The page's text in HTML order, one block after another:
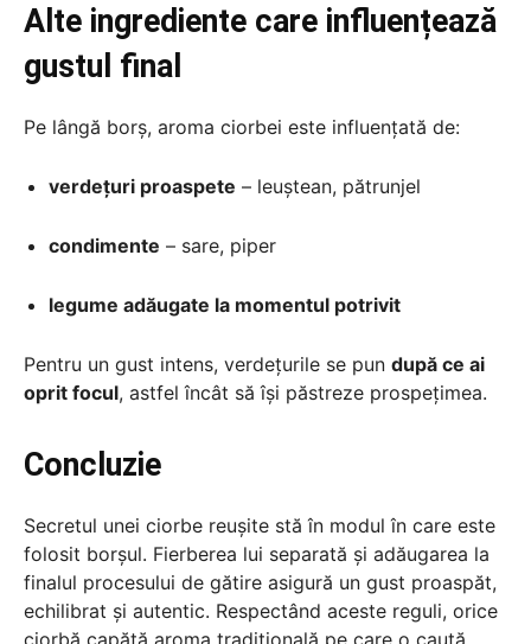
Alte ingrediente care influențează
gustul final
Pe lângă borș, aroma ciorbei este influențată de:
verdețuri proaspete – leuștean, pătrunjel
condimente – sare, piper
legume adăugate la momentul potrivit
Pentru un gust intens, verdețurile se pun după ce ai
oprit focul, astfel încât să își păstreze prospețimea.
Concluzie
Secretul unei ciorbe reușite stă în modul în care este
folosit borșul. Fierberea lui separată și adăugarea la
finalul procesului de gătire asigură un gust proaspăt,
echilibrat și autentic. Respectând aceste reguli, orice
ciorbă capătă aroma tradițională pe care o caută